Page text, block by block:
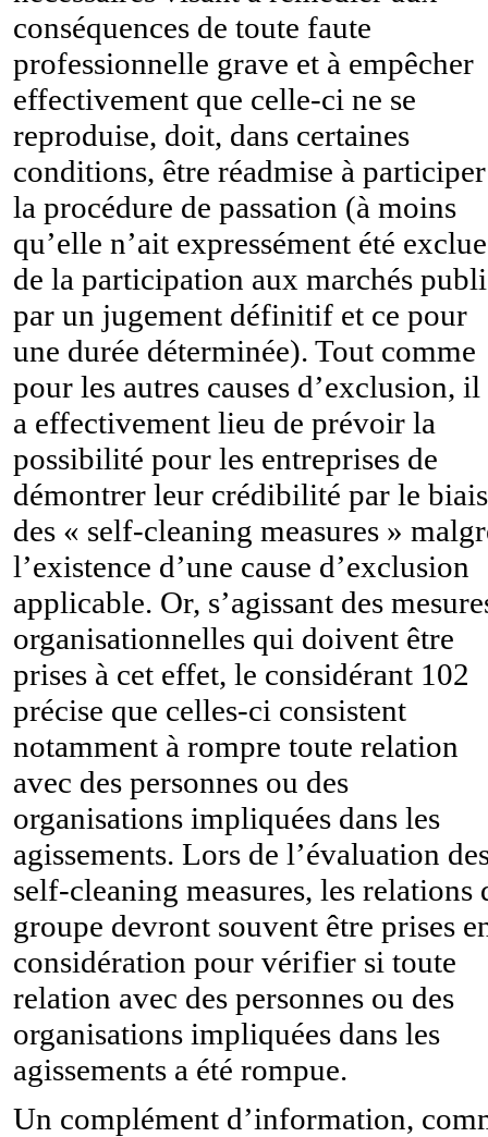
conséquences de toute faute
professionnelle grave et à empêcher
effectivement que celle-ci ne se
reproduise, doit, dans certaines
conditions, être réadmise à
la procédure de passation (à moins
qu’elle n’ait expressément été exclue
de la participation aux marchés
par un jugement définitif et ce pour
une durée déterminée). Tout comme
pour les autres causes d’exclusion,
a effectivement lieu de prévoir la
possibilité pour les entreprises de
démontrer leur crédibilité par le biais
des « self-cleaning measures »
l’existence d’une cause d’exclusion
applicable. Or, s’agissant des
organisationnelles qui doivent être
prises à cet effet, le considérant 102
précise que celles-ci consistent
notamment à rompre toute relation
avec des personnes ou des
organisations impliquées dans les
agissements. Lors de l’évaluation
self-cleaning measures, les relations
groupe devront souvent être prises
considération pour vérifier si toute
relation avec des personnes ou des
organisations impliquées dans les
agissements a été rompue.
Un complément d’information,